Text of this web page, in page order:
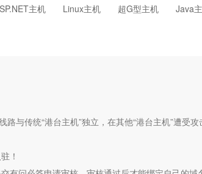
主机 Linux主机 超G型主机 Java
与传统“港台主机”独立，在其他“港台主机”遭受
！